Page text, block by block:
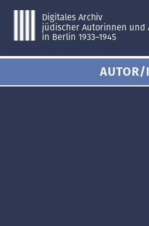
Digitales Archiv
jüdischer Autorinnen und
in Berlin 1933–1945
AUTOR/